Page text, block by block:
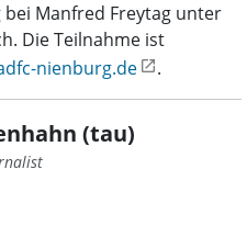
Manfred Freytag unter
Die Teilnahme ist
nienburg.de .
(tau)